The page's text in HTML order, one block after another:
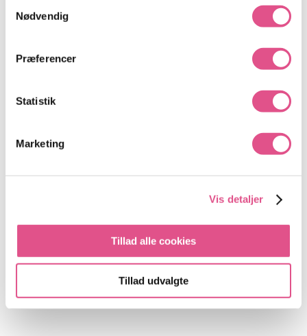
Nødvendig
Præferencer
Statistik
Marketing
Vis detaljer
Tillad alle cookies
Tillad udvalgte